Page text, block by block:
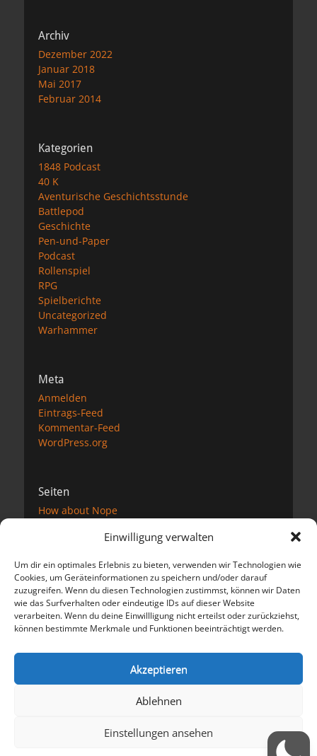
Einwilligung verwalten
Um dir ein optimales Erlebnis zu bieten, verwenden wir Technologien wie
Cookies, um Geräteinformationen zu speichern und/oder darauf
zuzugreifen. Wenn du diesen Technologien zustimmst, können wir Daten
wie das Surfverhalten oder eindeutige IDs auf dieser Website
verarbeiten. Wenn du deine Einwillligung nicht erteilst oder zurückziehst,
können bestimmte Merkmale und Funktionen beeinträchtigt werden.
Akzeptieren
Ablehnen
Einstellungen ansehen
Archiv
Dezember 2022
Januar 2018
Mai 2017
Februar 2014
Kategorien
1848 Podcast
40 K
Aventurische Geschichtsstunde
Battlepod
Geschichte
Pen-und-Paper
Podcast
Rollenspiel
RPG
Spielberichte
Uncategorized
Warhammer
Meta
Anmelden
Eintrags-Feed
Kommentar-Feed
WordPress.org
Seiten
How about Nope
Datenschutzerklärung
Links
Podcast
Unterstützung